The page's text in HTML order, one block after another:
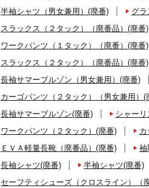
半袖シャツ（男女兼用）(廃番)
グ
スラックス（２タック）（廃番品）(廃番)
ワークパンツ（１タック）（廃番）(廃番)
スラックス（２タック）（廃番品）(廃番)
長袖サマーブルゾン（男女兼用）(廃番)
カーゴパンツ（２タック）（男女兼用）(
長袖サマーブルゾン(廃番)
シャー
ワークパンツ（２タック）(廃番)
ＥＶＡ軽量長靴（廃番品）(廃番)
袖
長袖シャツ(廃番)
半袖シャツ(廃番)
セーフティシューズ（クロスライン）（